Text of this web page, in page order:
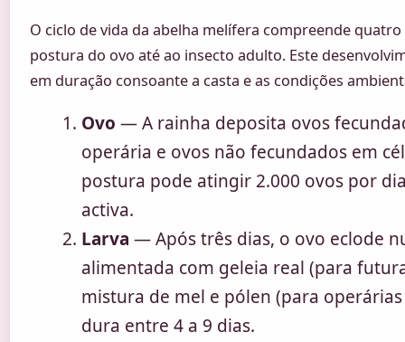
O ciclo de vida da abelha melífera compreende
postura do ovo até ao insecto adulto. Este
em duração consoante a casta e as condições
Ovo — A rainha deposita ovos
operária e ovos não fecundados em
postura pode atingir 2.000 ovos por
activa.
Larva — Após três dias, o ovo eclode
alimentada com geleia real (para
mistura de mel e pólen (para operárias
dura entre 4 a 9 dias.